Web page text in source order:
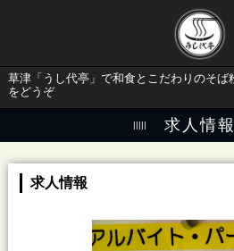
草津「うし代亭」で和食とこだわりのそば
をどうぞ
求人情報
求人情報